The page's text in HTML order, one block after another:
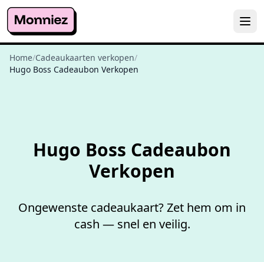
Home/Cadeaukaarten verkopen/
Hugo Boss Cadeaubon Verkopen
Hugo Boss Cadeaubon
Verkopen
Ongewenste cadeaukaart? Zet hem om in
cash — snel en veilig.